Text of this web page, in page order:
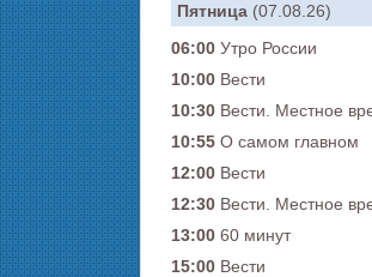
Пятница (07.08.26)
06:00 Утро России
10:00 Вести
10:30 Вести. Местное
10:55 О самом главном
12:00 Вести
12:30 Вести. Местное
13:00 60 минут
15:00 Вести